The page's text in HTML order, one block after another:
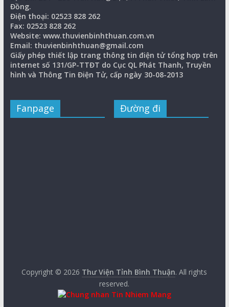
Đồng.
Điện thoại: 02523 828 262
Fax: 02523 828 262
Website: www.thuvienbinhthuan.com.vn
Email: thuvienbinhthuan@gmail.com
Giấy phép thiết lập trang thông tin điện tử tổng hợp trên
internet số 131/GP-TTĐT do Cục QL Phát Thanh, Truyền
hình và Thông Tin Điện Tử, cấp ngày 30-08-2013
Fanpage Đường đi
Copyright © 2026 Thư Viện Tỉnh Bình Thuận. All rights
reserved.